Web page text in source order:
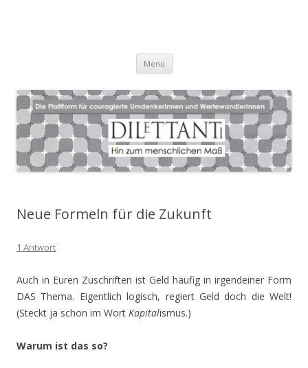
Menü Zum
springen
Neue Formeln für die Zukunft
1 Antwort
Auch in Euren Zuschriften ist Geld häufig in irgendeiner Form
DAS Thema. Eigentlich logisch, regiert Geld doch die Welt!
(Steckt ja schon im Wort Kapitalismus.)
Warum ist das so?